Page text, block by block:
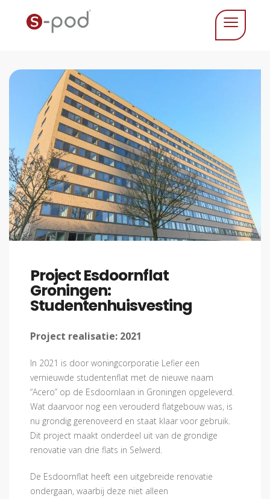
Project Esdoornflat
Groningen:
Studentenhuisvesting
Project realisatie: 2021
In 2021 is door woningcorporatie Lefier een
vernieuwde studentenflat met de nieuwe naam
“Acero” op de Esdoornlaan in Groningen opgeleverd.
Wat daarvoor nog een verouderd flatgebouw was, is
nu grondig gerenoveerd en staat klaar voor gebruik.
Dit project maakt onderdeel uit van de grondige
renovatie van drie flats in Selwerd.
De Esdoornflat heeft een uitgebreide renovatie
ondergaan, waarbij deze niet alleen